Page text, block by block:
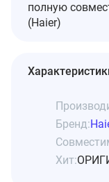
полную
(Haier)
Бренд:
Хит: